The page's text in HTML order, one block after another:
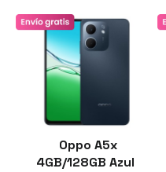
Oppo A5x
4GB/128GB Azul